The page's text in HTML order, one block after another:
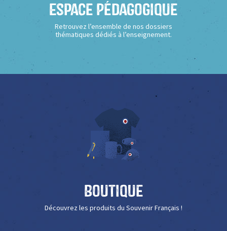
Espace Pédagogique
Retrouvez l’ensemble de nos dossiers
thématiques dédiés à l’enseignement.
Boutique
Découvrez les produits du Souvenir Français !